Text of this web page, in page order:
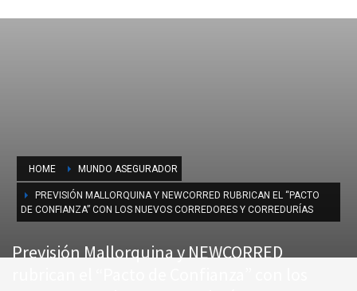
HOME MUNDO ASEGURADOR
PREVISIÓN MALLORQUINA Y NEWCORRED RUBRICAN EL “PACTO
DE CONFIANZA” CON LOS NUEVOS CORREDORES Y CORREDURÍAS
Previsión Mallorquina y NEWCORRED